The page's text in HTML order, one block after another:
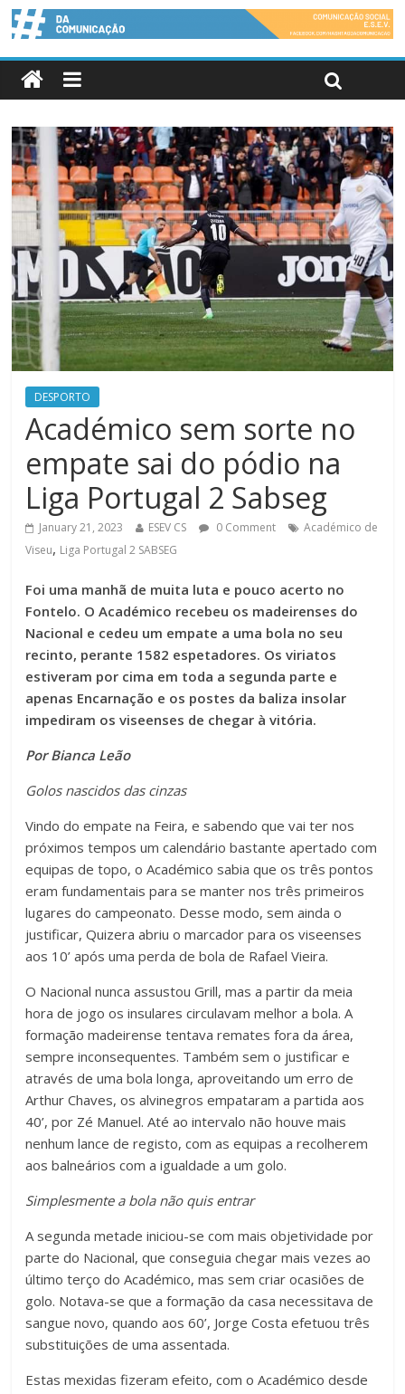
DESPORTO
Académico sem sorte no
empate sai do pódio na
Liga Portugal 2 Sabseg
January 21, 2023 ESEV CS 0 Comment
Académico de
Viseu, Liga Portugal 2 SABSEG
Foi uma manhã de muita luta e pouco acerto no
Fontelo. O Académico recebeu os madeirenses do
Nacional e cedeu um empate a uma bola no seu
recinto, perante 1582 espetadores. Os viriatos
estiveram por cima em toda a segunda parte e
apenas Encarnação e os postes da baliza insolar
impediram os viseenses de chegar à vitória.
Por Bianca Leão
Golos nascidos das cinzas
Vindo do empate na Feira, e sabendo que vai ter nos
próximos tempos um calendário bastante apertado com
equipas de topo, o Académico sabia que os três pontos
eram fundamentais para se manter nos três primeiros
lugares do campeonato. Desse modo, sem ainda o
justificar, Quizera abriu o marcador para os viseenses
aos 10’ após uma perda de bola de Rafael Vieira.
O Nacional nunca assustou Grill, mas a partir da meia
hora de jogo os insulares circulavam melhor a bola. A
formação madeirense tentava remates fora da área,
sempre inconsequentes. Também sem o justificar e
através de uma bola longa, aproveitando um erro de
Arthur Chaves, os alvinegros empataram a partida aos
40’, por Zé Manuel. Até ao intervalo não houve mais
nenhum lance de registo, com as equipas a recolherem
aos balneários com a igualdade a um golo.
Simplesmente a bola não quis entrar
A segunda metade iniciou-se com mais objetividade por
parte do Nacional, que conseguia chegar mais vezes ao
último terço do Académico, mas sem criar ocasiões de
golo. Notava-se que a formação da casa necessitava de
sangue novo, quando aos 60’, Jorge Costa efetuou três
substituições de uma assentada.
Estas mexidas fizeram efeito, com o Académico desde